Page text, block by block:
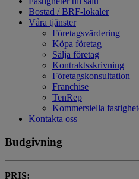
Bostad / BRF-lokaler
Våra tjänster
Företagsvärdering
Köpa företag
Sälja företag
Kontraktsskrivning
Företagskonsultation
Franchise
TenRep
Kommersiella
Kontakta oss
Budgivning
PRIS: